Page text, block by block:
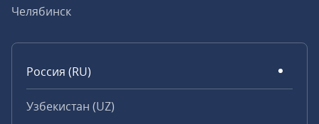
Челябинск
Россия (RU)
Узбекистан (UZ)